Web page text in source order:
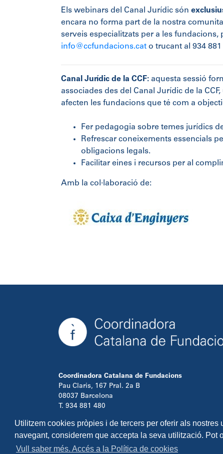
Utilitzem cookies pròpies i de tercers per oferir als
navegant, considerem que accepta la seva utilització.
Vull saber més. Accés a la Política de cookies
Els webinars del Canal Jurídic són
encara no forma part de la nostra
serveis especialitzats per a les
info@ccfundacions.cat o trucant al 934 881
Canal Jurídic de la CCF: aquesta sessió
associades des del Canal Jurídic de la
afecten les fundacions que té com a
Fer pedagogia sobre temes jurídics
Refrescar coneixements essencials
obligacions legals.
Facilitar eines i recursos per al
Amb la col·laboració de:
Coordinadora Catalana de Fundacions
Pau Claris, 167 Pral. 2a B
08037 Barcelona
T. 934 881 480